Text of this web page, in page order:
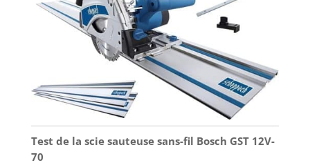
Test de la scie sauteuse sans-fil Bosch GST 12V-
70